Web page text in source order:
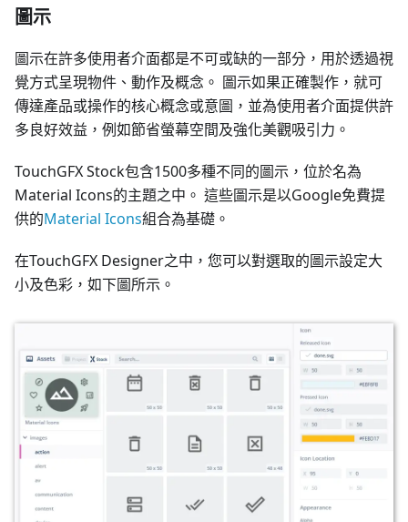
圖示
圖示在許多使用者介面都是不可或缺的一部分，用於透過視
覺方式呈現物件、動作及概念。 圖示如果正確製作，就可
傳達產品或操作的核心概念或意圖，並為使用者介面提供許
多良好效益，例如節省螢幕空間及強化美觀吸引力。
TouchGFX Stock包含1500多種不同的圖示，位於名為
Material Icons的主題之中。 這些圖示是以Google免費提
供的Material Icons組合為基礎。
在TouchGFX Designer之中，您可以對選取的圖示設定大
小及色彩，如下圖所示。